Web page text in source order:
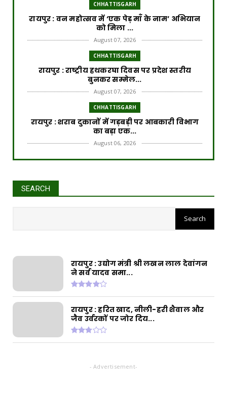
CHHATTISGARH
रायपुर : वन महोत्सव में ‘एक पेड़ माँ के नाम’ अभियान
को मिला ...
August 07, 2026
CHHATTISGARH
रायपुर : राष्ट्रीय हथकरघा दिवस पर प्रदेश स्तरीय
बुनकर सम्मेल...
August 07, 2026
CHHATTISGARH
रायपुर : शराब दुकानों में गड़बड़ी पर आबकारी विभाग
का बड़ा एक...
August 06, 2026
CHHATTISGARH
August 06, 2026
CHHATTISGARH
रायपुर : मुख्यमंत्री श्री विष्णुदेव साय के नेतृत्व में छत्ती...
August 06, 2026
CHHATTISGARH
रायपुर : जल जीवन मिशन से बदली जारामोंगिया की
तस्वीर
रायपुर : आत्मसमर्पित 66 नक्सलियों को 6.60 करोड़
SEARCH
रायपुर : वर्ष 2024-25 में जल जीवन
मिशन के कार्यों के लिए राज्य सरकार दे
चुकी है 3000 करोड़ का अग्रिम राज्यांश
रायपुर : उद्योग मंत्री श्री लखन लाल देवांगन
ने सर्व यादव समा...
रायपुर : हरित खाद, नीली-हरी शैवाल और
जैव उर्वरकों पर जोर दिय...
- Advertisement-